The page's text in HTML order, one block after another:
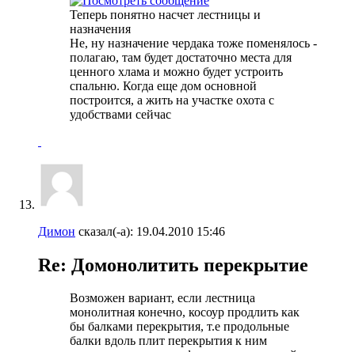
Теперь понятно насчет лестницы и
назначения
Не, ну назначение чердака тоже поменялось -
полагаю, там будет достаточно места для
ценного хлама и можно будет устроить
спальню. Когда еще дом основной
построится, а жить на участке охота с
удобствами сейчас
Димон сказал(-а): 19.04.2010 15:46
Re: Домонолитить перекрытие
Возможен вариант, если лестница
монолитная конечно, косоур продлить как
бы балками перекрытия, т.е продольные
балки вдоль плит перекрытия к ним